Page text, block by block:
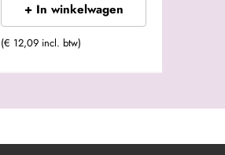
+ In winkelwagen
(€ 12,09 incl. btw)